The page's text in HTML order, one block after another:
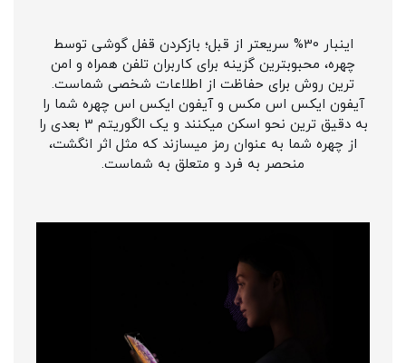
اینبار 30% سریعتر از قبل؛ بازکردن قفل گوشی توسط
چهره، محبوبترین گزینه برای کاربران تلفن همراه و امن
ترین روش برای حفاظت از اطلاعات شخصی شماست.
آیفون ایکس اس مکس و آیفون ایکس اس چهره شما را
به دقیق ترین نحو اسکن میکنند و یک الگوریتم 3 بعدی را
از چهره شما به عنوان رمز میسازند که مثل اثر انگشت،
منحصر به فرد و متعلق به شماست.